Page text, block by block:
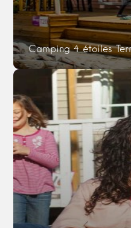
Camping 4 étoiles